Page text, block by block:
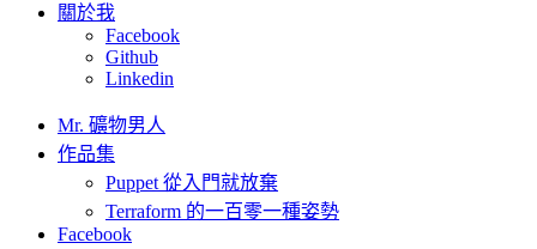
關於我
Facebook
Github
Linkedin
Mr. 礦物男人
作品集
Puppet 從入門就放棄
Terraform 的一百零一種姿勢
Facebook